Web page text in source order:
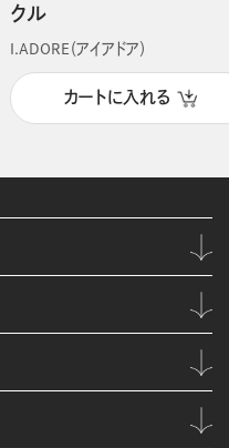
クル
I.ADORE（アイアドア）
カートに入れる